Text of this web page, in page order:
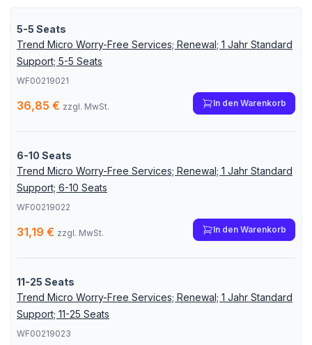
5-5 Seats
Trend Micro Worry-Free Services; Renewal; 1 Jahr Standard
Support; 5-5 Seats
WF00219021
36,85 € zzgl. MwSt. In den Warenkorb
6-10 Seats
Trend Micro Worry-Free Services; Renewal; 1 Jahr Standard
Support; 6-10 Seats
WF00219022
31,19 € zzgl. MwSt. In den Warenkorb
11-25 Seats
Trend Micro Worry-Free Services; Renewal; 1 Jahr Standard
Support; 11-25 Seats
WF00219023